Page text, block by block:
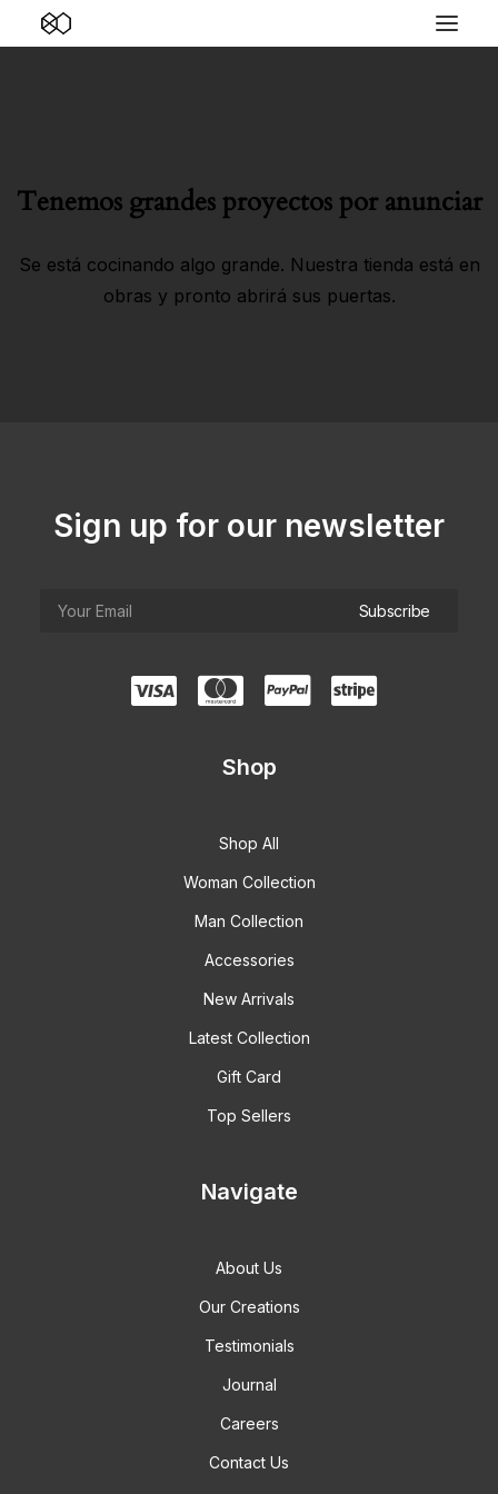
Tenemos grandes proyectos por anunciar
Se está cocinando algo grande. Nuestra tienda está en
obras y pronto abrirá sus puertas.
Sign up for our newsletter
Shop
Shop All
Woman Collection
Man Collection
Accessories
New Arrivals
Latest Collection
Gift Card
Top Sellers
Navigate
About Us
Our Creations
Testimonials
Journal
Careers
Contact Us